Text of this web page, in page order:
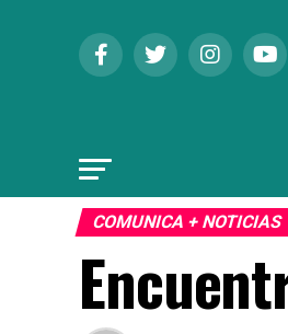
COMUNICA + NOTICIAS